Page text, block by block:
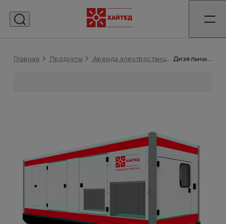
Главная Продукты Аренда электростанций Дизельный генератор 250 кВт